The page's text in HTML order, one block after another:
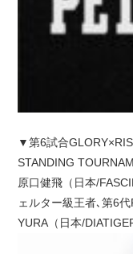
▼第6試合
STANDING
原口健飛（日本/
ェルター級王者､第6代
YURA（日本/